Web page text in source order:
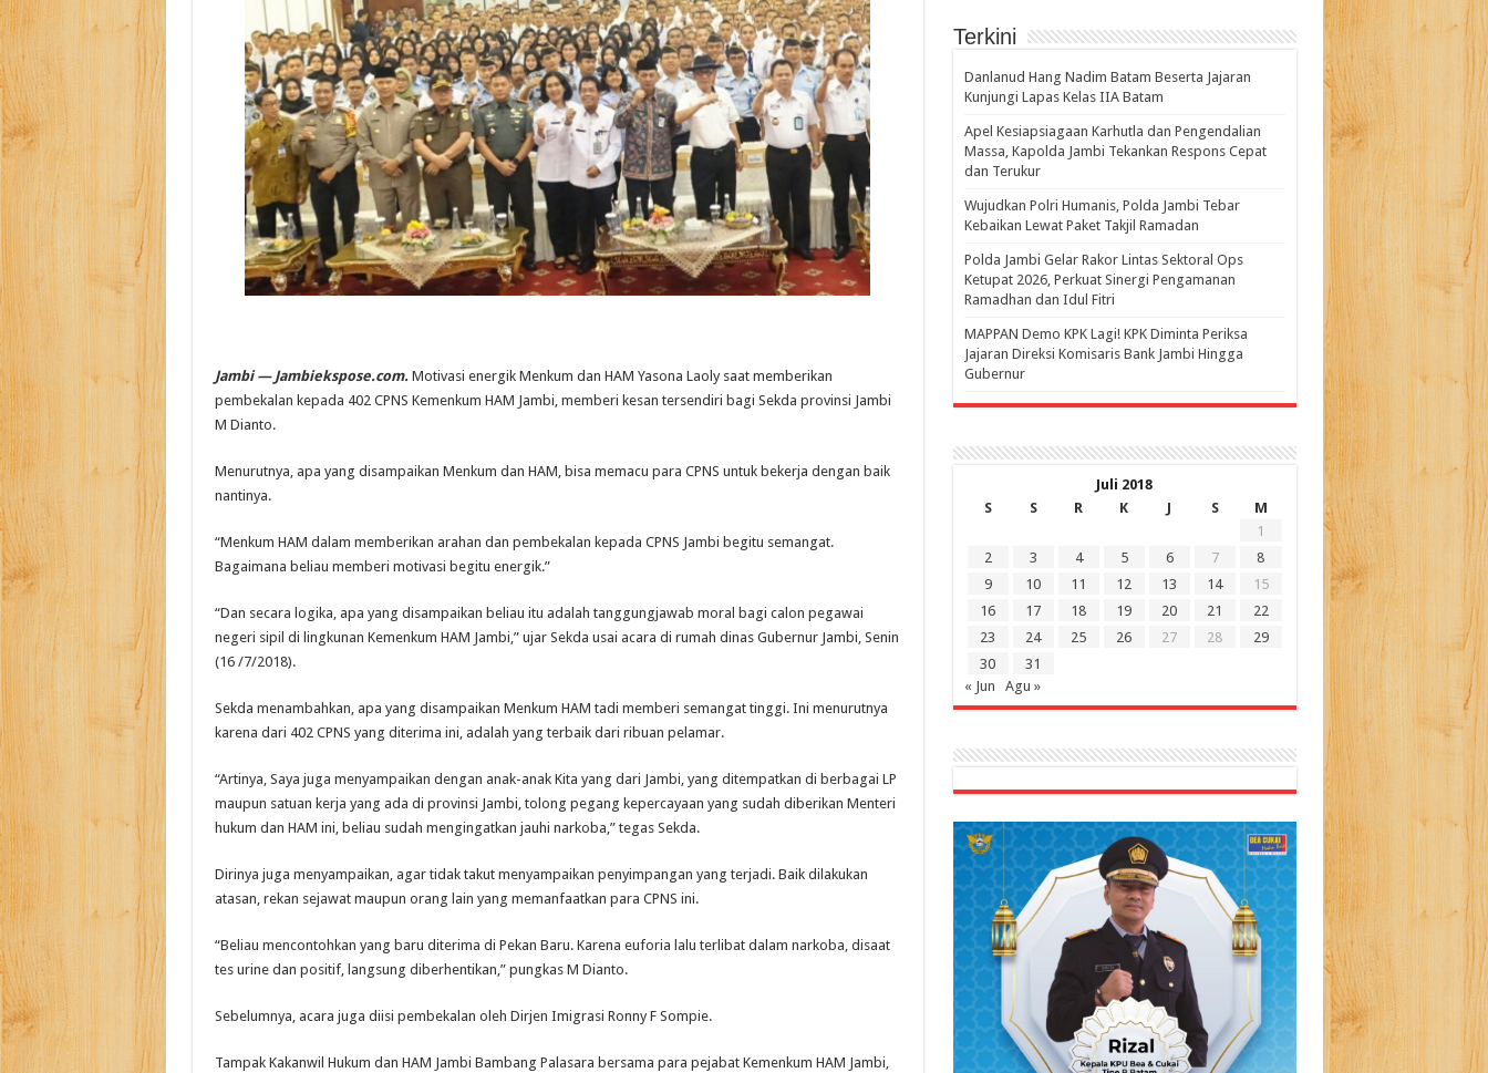
Jambi — Jambiekspose.com. Motivasi energik Menkum dan HAM Yasona Laoly saat memberikan
pembekalan kepada 402 CPNS Kemenkum HAM Jambi, memberi kesan tersendiri bagi Sekda provinsi Jambi
M Dianto.
Menurutnya, apa yang disampaikan Menkum dan HAM, bisa memacu para CPNS untuk bekerja dengan baik
nantinya.
“Menkum HAM dalam memberikan arahan dan pembekalan kepada CPNS Jambi begitu semangat.
Bagaimana beliau memberi motivasi begitu energik.”
“Dan secara logika, apa yang disampaikan beliau itu adalah tanggungjawab moral bagi calon pegawai
negeri sipil di lingkunan Kemenkum HAM Jambi,” ujar Sekda usai acara di rumah dinas Gubernur Jambi, Senin
(16 /7/2018).
Sekda menambahkan, apa yang disampaikan Menkum HAM tadi memberi semangat tinggi. Ini menurutnya
karena dari 402 CPNS yang diterima ini, adalah yang terbaik dari ribuan pelamar.
“Artinya, Saya juga menyampaikan dengan anak-anak Kita yang dari Jambi, yang ditempatkan di berbagai LP
maupun satuan kerja yang ada di provinsi Jambi, tolong pegang kepercayaan yang sudah diberikan Menteri
hukum dan HAM ini, beliau sudah mengingatkan jauhi narkoba,” tegas Sekda.
Dirinya juga menyampaikan, agar tidak takut menyampaikan penyimpangan yang terjadi. Baik dilakukan
atasan, rekan sejawat maupun orang lain yang memanfaatkan para CPNS ini.
“Beliau mencontohkan yang baru diterima di Pekan Baru. Karena euforia lalu terlibat dalam narkoba, disaat
tes urine dan positif, langsung diberhentikan,” pungkas M Dianto.
Sebelumnya, acara juga diisi pembekalan oleh Dirjen Imigrasi Ronny F Sompie.
Tampak Kakanwil Hukum dan HAM Jambi Bambang Palasara bersama para pejabat Kemenkum HAM Jambi,
Terkini
Danlanud Hang Nadim Batam Beserta Jajaran
Kunjungi Lapas Kelas IIA Batam
Apel Kesiapsiagaan Karhutla dan Pengendalian
Massa, Kapolda Jambi Tekankan Respons Cepat
dan Terukur
Wujudkan Polri Humanis, Polda Jambi Tebar
Kebaikan Lewat Paket Takjil Ramadan
Polda Jambi Gelar Rakor Lintas Sektoral Ops
Ketupat 2026, Perkuat Sinergi Pengamanan
Ramadhan dan Idul Fitri
‎MAPPAN Demo KPK Lagi! KPK Diminta Periksa
Jajaran Direksi Komisaris Bank Jambi Hingga
Gubernur ‎
Juli 2018
S
S R K J S
M
1
2
3 4 5 6 7
8
9
10 11 12 13 14
15
16
17 18 19 20 21
22
23
24 25 26 27 28
29
30
31
« Jun
Agu »